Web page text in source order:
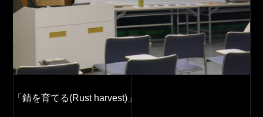
「錆を育てる(Rust harvest)」